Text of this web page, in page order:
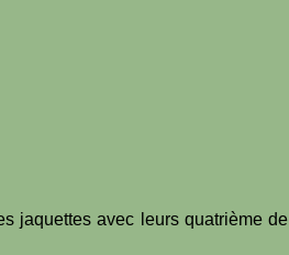
jaquettes avec leurs quatrième de